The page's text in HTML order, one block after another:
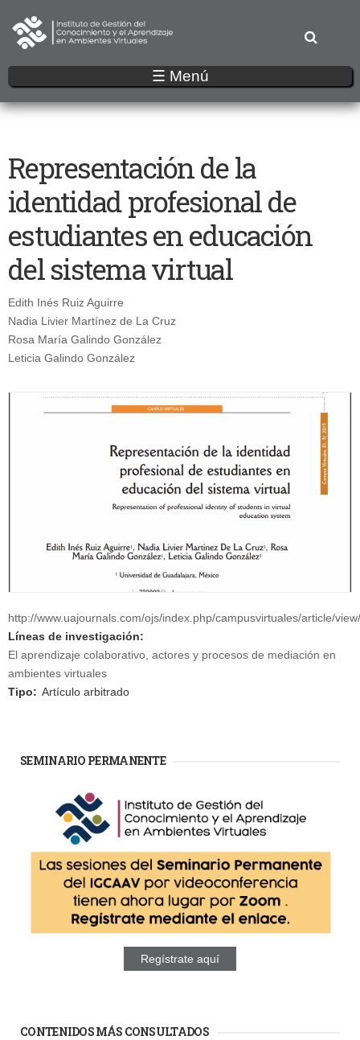
al
contenido
principal
☰ Menú
Representación de la
identidad profesional de
estudiantes en educación
del sistema virtual
Edith Inés Ruiz Aguirre
Nadia Livier Martínez de La Cruz
Rosa María Galindo González
Leticia Galindo González
http://www.uajournals.com/ojs/index.php/campusvirtuales/article/
Líneas de investigación:
El aprendizaje colaborativo, actores y procesos de mediación en
ambientes virtuales
Tipo: Artículo arbitrado
SEMINARIO PERMANENTE
Regístrate aquí
CONTENIDOS MÁS CONSULTADOS